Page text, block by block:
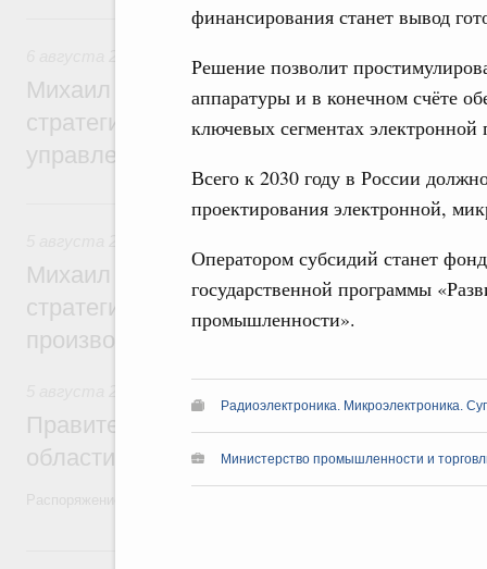
финансирования станет вывод
Решение позволит
аппаратуры и в конечном счёте
ключевых сегментах
Всего к 2030 году в России
проектирования электронной,
Оператором субсидий станет
государственной программы
промышленности».
Радиоэлектроника. Микроэлектроника.
Министерство промышленности и
6 августа, четверг
Михаил Мишустин дал поручения по
стратегической сессии о
управления научно-технологическим
5 августа, среда
Михаил Мишустин дал поручения по
стратегической сессии, посвящённой
производительности труда
Правительство увеличило объём
области в рамках федерального